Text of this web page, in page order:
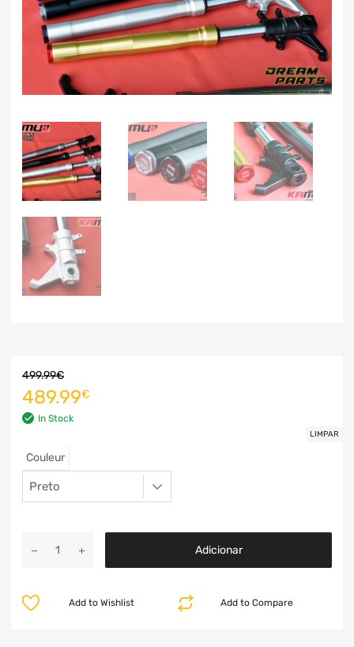
499.99€
489.99€
In Stock
Couleur
LIMPAR
Adicionar
Add to Compare
Add to Wishlist